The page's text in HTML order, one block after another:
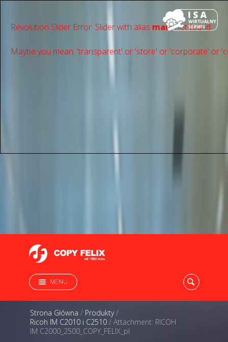
Revolution Slider Error: Slider with alias mainnot found.
Maybe you mean: 'transparent' or 'store' or 'сorporate' or
MENU
Strona Główna / Produkty/
Ricoh IM C2010 i C2510 / Attachment: RICOH
IM C2000_2500_COPY_FELIX_pl